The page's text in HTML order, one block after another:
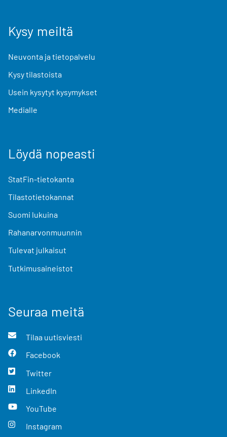
Kysy meiltä
Neuvonta ja tietopalvelu
Kysy tilastoista
Usein kysytyt kysymykset
Medialle
Löydä nopeasti
StatFin-tietokanta
Tilastotietokannat
Suomi lukuina
Rahanarvonmuunnin
Tulevat julkaisut
Tutkimusaineistot
Seuraa meitä
Tilaa uutisviesti
Facebook
Twitter
LinkedIn
YouTube
Instagram